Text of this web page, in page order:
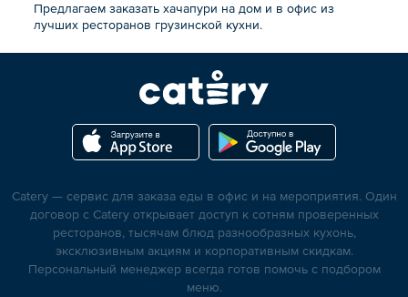
Предлагаем заказать хачапури на дом и в офис из
лучших ресторанов грузинской кухни.
Catery — сервис для заказа еды в офис и на мероприятия. Один
договор с Catery открывает доступ к сотням проверенных
ресторанов, тысячам блюд разнообразных кухонь,
эксклюзивным акциям и корпоративным скидкам.
Персональный менеджер всегда готов помочь с подбором
меню.